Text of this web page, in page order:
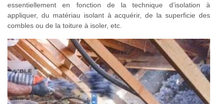
essentiellement en fonction de la technique d’isolation à
appliquer, du matériau isolant à acquérir, de la superficie des
combles ou de la toiture à isoler, etc.